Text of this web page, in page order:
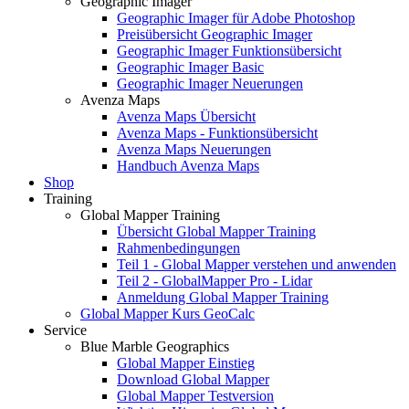
Geographic Imager für Adobe Photoshop
Preisübersicht Geographic Imager
Geographic Imager Funktionsübersicht
Geographic Imager Basic
Geographic Imager Neuerungen
Avenza Maps
Avenza Maps Übersicht
Avenza Maps - Funktionsübersicht
Avenza Maps Neuerungen
Handbuch Avenza Maps
Shop
Training
Global Mapper Training
Übersicht Global Mapper Training
Rahmenbedingungen
Teil 1 - Global Mapper verstehen und anwenden
Teil 2 - GlobalMapper Pro - Lidar
Anmeldung Global Mapper Training
Global Mapper Kurs GeoCalc
Service
Blue Marble Geographics
Global Mapper Einstieg
Download Global Mapper
Global Mapper Testversion